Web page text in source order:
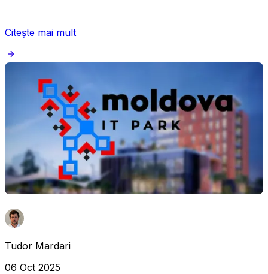
Citește mai mult
Tudor Mardari
06 Oct 2025